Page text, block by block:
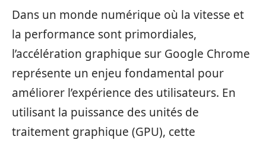
Dans un monde numérique où la vitesse et
la performance sont primordiales,
l’accélération graphique sur Google Chrome
représente un enjeu fondamental pour
améliorer l’expérience des utilisateurs. En
utilisant la puissance des unités de
traitement graphique (GPU), cette